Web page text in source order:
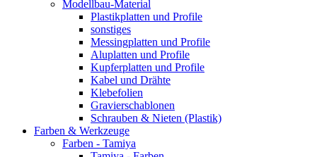
Modellbau-Material
Plastikplatten und Profile
sonstiges
Messingplatten und Profile
Aluplatten und Profile
Kupferplatten und Profile
Kabel und Drähte
Klebefolien
Gravierschablonen
Schrauben & Nieten (Plastik)
Farben & Werkzeuge
Farben - Tamiya